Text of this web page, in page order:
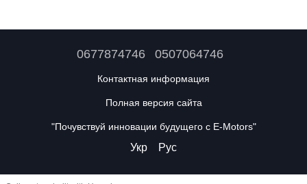
0677874746 0507064746
Контактная информация
Полная версия сайта
"Почувствуй инновации будущего с E-Motors"
Укр Рус